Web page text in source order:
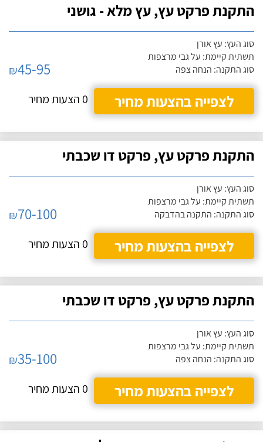
התקנת פרקט עץ, עץ מלא - גושני
סוג העץ: עץ אורן
תשתית קיימת: על גבי מרצפות
סוג התקנה: הנחה צפה
₪45-95
לצפייה בהצעות מחיר
0 הצעות מחיר
התקנת פרקט עץ, פרקט דו שכבתי
סוג העץ: עץ אורן
תשתית קיימת: על גבי מרצפות
סוג התקנה: התקנה בהדבקה
₪70-100
לצפייה בהצעות מחיר
0 הצעות מחיר
התקנת פרקט עץ, פרקט דו שכבתי
סוג העץ: עץ אורן
תשתית קיימת: על גבי מרצפות
סוג התקנה: הנחה צפה
₪35-100
לצפייה בהצעות מחיר
0 הצעות מחיר